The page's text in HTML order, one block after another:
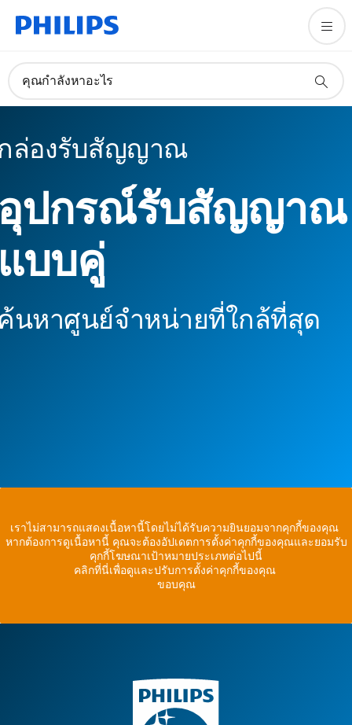
คุณกำลังหาอะไร
ล่องรับสัญญาณ
ปกรณ์รับสัญญาณ
บบคู่
นหาศูนย์จำหน่ายที่ใกล้ที่สุด
เราไม่สามารถแสดงเนื้อหานี้โดยไม่ได้รับความยินยอมจากคุกกี้ของคุณ
หากต้องการดูเนื้อหานี้ คุณจะต้องอัปเดตการตั้งค่าคุกกี้ของคุณและยอมรับ
คุกกี้โฆษณาเป้าหมายประเภทต่อไปนี้
คลิกที่นี่เพื่อดูและปรับการตั้งค่าคุกกี้ของคุณ
ขอบคุณ